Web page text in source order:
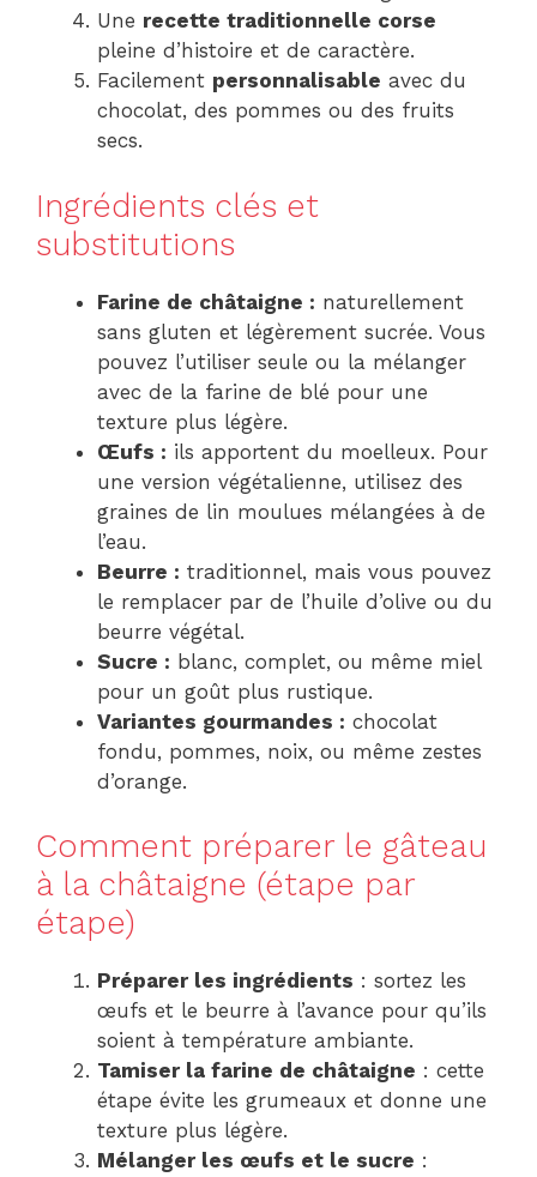
Une recette traditionnelle corse
pleine d’histoire et de caractère.
Facilement personnalisable avec du
chocolat, des pommes ou des fruits
secs.
Ingrédients clés et
substitutions
Farine de châtaigne : naturellement
sans gluten et légèrement sucrée. Vous
pouvez l’utiliser seule ou la mélanger
avec de la farine de blé pour une
texture plus légère.
Œufs : ils apportent du moelleux. Pour
une version végétalienne, utilisez des
graines de lin moulues mélangées à de
l’eau.
Beurre : traditionnel, mais vous pouvez
le remplacer par de l’huile d’olive ou du
beurre végétal.
Sucre : blanc, complet, ou même miel
pour un goût plus rustique.
Variantes gourmandes : chocolat
fondu, pommes, noix, ou même zestes
d’orange.
Comment préparer le gâteau
à la châtaigne (étape par
étape)
Préparer les ingrédients : sortez les
œufs et le beurre à l’avance pour qu’ils
soient à température ambiante.
Tamiser la farine de châtaigne : cette
étape évite les grumeaux et donne une
texture plus légère.
Mélanger les œufs et le sucre :